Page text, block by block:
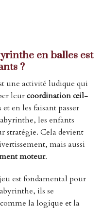
en balles est
?
une activité ludique qui
leurcoordination œil-
en les faisant passer
les enfants
stratégie. Cela devient
mais aussi
moteur.
est fondamental pour
ils se
la logique et la